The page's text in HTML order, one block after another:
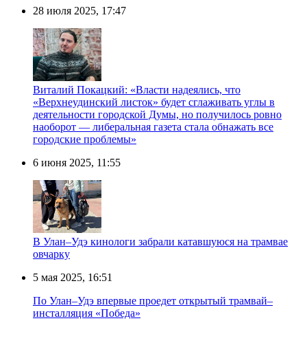
28 июля 2025, 17:47
Виталий Покацкий: «Власти надеялись, что
«Верхнеудинский листок» будет сглаживать углы в
деятельности городской Думы, но получилось ровно
наоборот — либеральная газета стала обнажать все
городские проблемы»
6 июня 2025, 11:55
В Улан–Удэ кинологи забрали катавшуюся на трамвае
овчарку
5 мая 2025, 16:51
По Улан–Удэ впервые проедет открытый трамвай–
инсталляция «Победа»